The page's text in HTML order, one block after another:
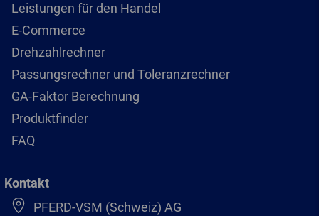
Leistungen für den Handel
E-Commerce
Drehzahlrechner
Passungsrechner und Toleranzrechner
GA-Faktor Berechnung
Produktfinder
FAQ
Kontakt
PFERD-VSM (Schweiz) AG